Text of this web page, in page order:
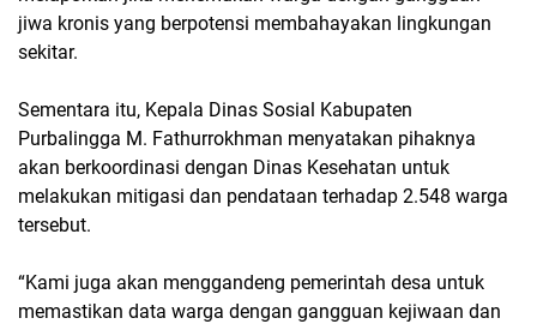
jiwa kronis yang berpotensi membahayakan lingkungan
sekitar.
Sementara itu, Kepala Dinas Sosial Kabupaten
Purbalingga M. Fathurrokhman menyatakan pihaknya
akan berkoordinasi dengan Dinas Kesehatan untuk
melakukan mitigasi dan pendataan terhadap 2.548 warga
tersebut.
“Kami juga akan menggandeng pemerintah desa untuk
memastikan data warga dengan gangguan kejiwaan dan